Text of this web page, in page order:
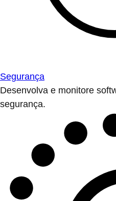
Segurança
Desenvolva e monitore
segurança.